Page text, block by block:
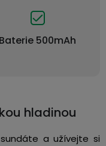
Baterie 500mAh
hladinou
a užívejte si